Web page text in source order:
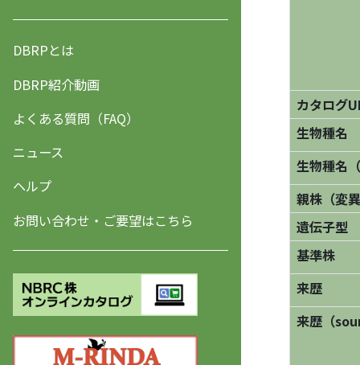
DBRPとは
DBRP紹介動画
よくある質問（FAQ）
ニュース
ヘルプ
お問い合わせ・ご要望はこちら
カタログ
生物種名
生物種名
親株（変
遺伝子型
基準株
来歴
来歴（